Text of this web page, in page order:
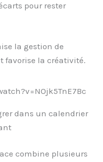
pour rester
la gestion de
favorise la créativité.
dans un calendrier
combine plusieurs